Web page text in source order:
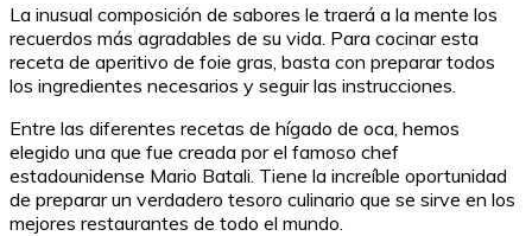
La inusual composición de sabores le traerá a la mente los
recuerdos más agradables de su vida. Para cocinar esta
receta de aperitivo de foie gras, basta con preparar todos
los ingredientes necesarios y seguir las instrucciones.
Entre las diferentes recetas de hígado de oca, hemos
elegido una que fue creada por el famoso chef
estadounidense Mario Batali. Tiene la increíble oportunidad
de preparar un verdadero tesoro culinario que se sirve en los
mejores restaurantes de todo el mundo.